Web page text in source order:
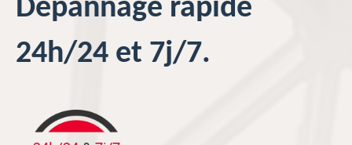
Dépannage rapide
24h/24 et 7j/7.